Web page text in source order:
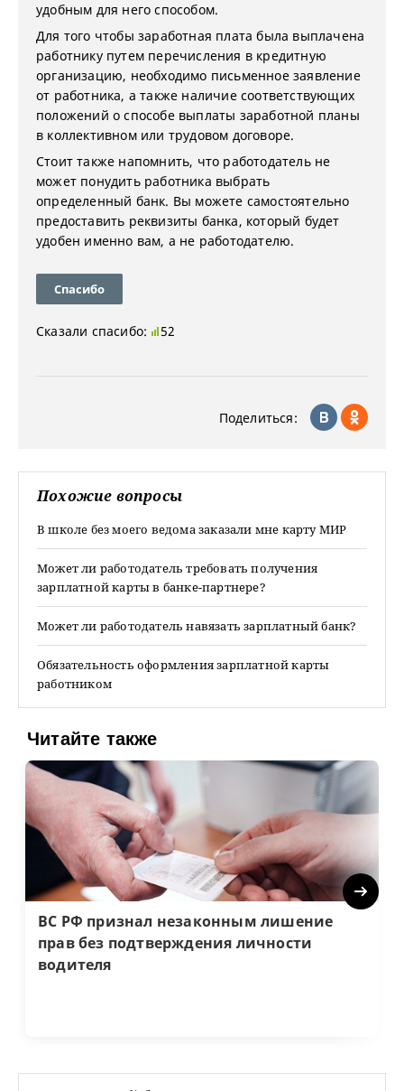
удобным для него способом.
Для того чтобы заработная плата была выплачена
работнику путем перечисления в кредитную
организацию, необходимо письменное заявление
от работника, а также наличие соответствующих
положений о способе выплаты заработной планы
в коллективном или трудовом договоре.
Стоит также напомнить, что работодатель не
может понудить работника выбрать
определенный банк. Вы можете самостоятельно
предоставить реквизиты банка, который будет
удобен именно вам, а не работодателю.
Спасибо
Сказали спасибо: 52
Поделиться:
Похожие вопросы
В школе без моего ведома заказали мне карту МИР
Может ли работодатель требовать получения
зарплатной карты в банке-партнере?
Может ли работодатель навязать зарплатный банк?
Обязательность оформления зарплатной карты
работником
Читайте также
ВС РФ признал незаконным лишение
прав без подтверждения личности
водителя
Next